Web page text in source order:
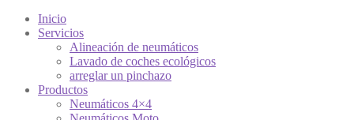
Inicio
Servicios
Alineación de neumáticos
Lavado de coches ecológicos
arreglar un pinchazo
Productos
Neumáticos 4×4